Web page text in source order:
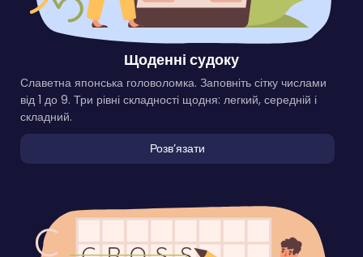
Щоденні судоку
Славетна японська головоломка. Заповніть сітку числами
від 1 до 9. Три рівні складності щодня: легкий, середній і
складний.
Розвʼязати